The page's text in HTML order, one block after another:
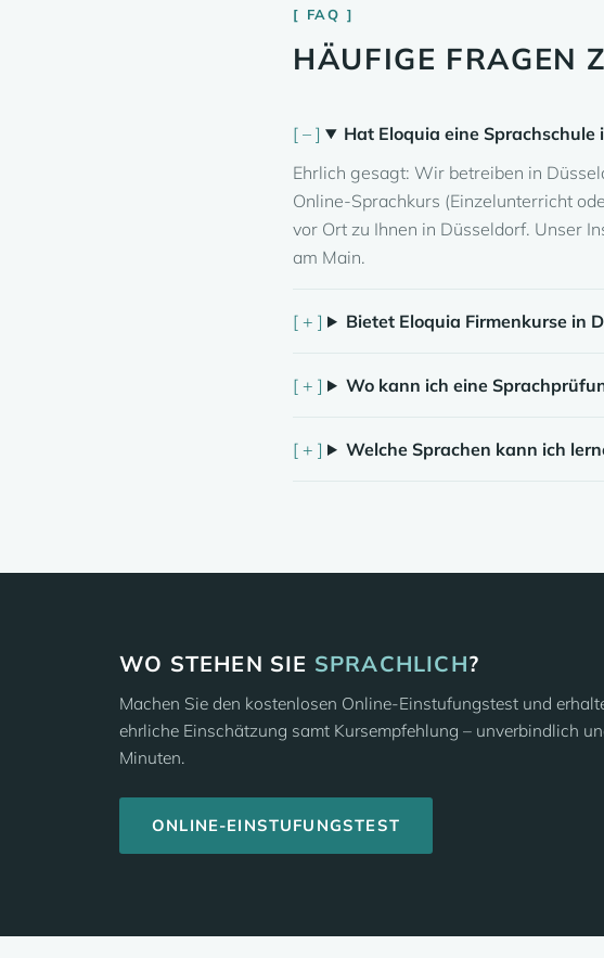
FAQ
HÄUFIGE FRAGEN
Hat Eloquia eine Sprachschule
Ehrlich gesagt: Wir betreiben in
Online-Sprachkurs (Einzelunterricht
vor Ort zu Ihnen in Düsseldorf. Unser
am Main.
Bietet Eloquia Firmenkurse in
Wo kann ich eine
Welche Sprachen kann ich
WO STEHEN SIE SPRACHLICH?
Machen Sie den kostenlosen Online-Einstufungstest und
ehrliche Einschätzung samt Kursempfehlung – unverbindlich
Minuten.
ONLINE-EINSTUFUNGSTEST